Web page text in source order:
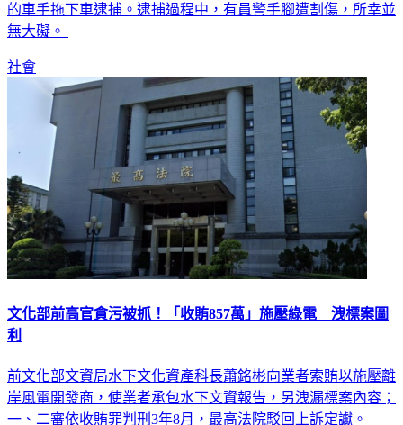
李姓車手開車前來取款時，一擁而上以警棍破窗，將頑強抵抗
的車手拖下車逮捕。逮捕過程中，有員警手腳遭割傷，所幸並
文化部前高官貪污被抓！「收賄857萬」施壓綠電 洩標案圖
前文化部文資局水下文化資產科長蕭銘彬向業者索賄以施壓離
岸風電開發商，使業者承包水下文資報告，另洩漏標案內容；